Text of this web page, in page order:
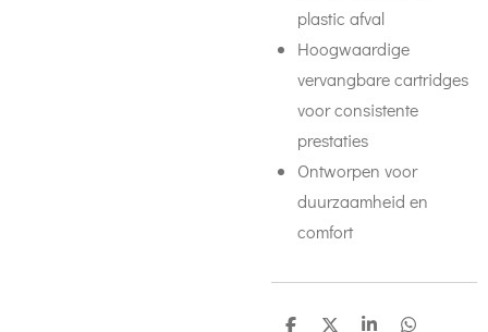
plastic afval
Hoogwaardige
vervangbare cartridges
voor consistente
prestaties
Ontworpen voor
duurzaamheid en
comfort